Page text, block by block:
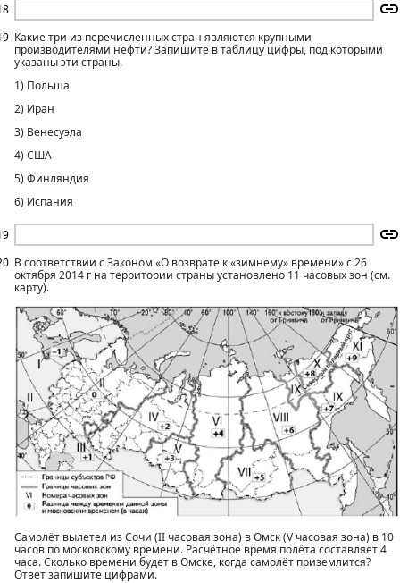
Какие три из перечисленных стран являются крупными
производителями нефти? Запишите в таблицу цифры, под которыми
указаны эти страны.
1) Польша
2) Иран
3) Венесуэла
4) США
5) Финляндия
6) Испания
В соответствии с Законом «О возврате к «зимнему» времени» с 26
октября 2014 г на территории страны установлено 11 часовых зон (см.
карту).
Самолёт вылетел из Сочи (II часовая зона) в Омск (V часовая зона) в 10
часов по московскому времени. Расчётное время полёта составляет 4
часа. Сколько времени будет в Омске, когда самолёт приземлится?
Ответ запишите цифрами.